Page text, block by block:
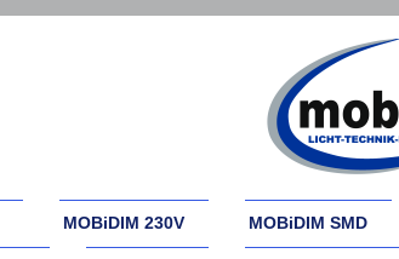
MOBiDIM 230V MOBiDIM SMD